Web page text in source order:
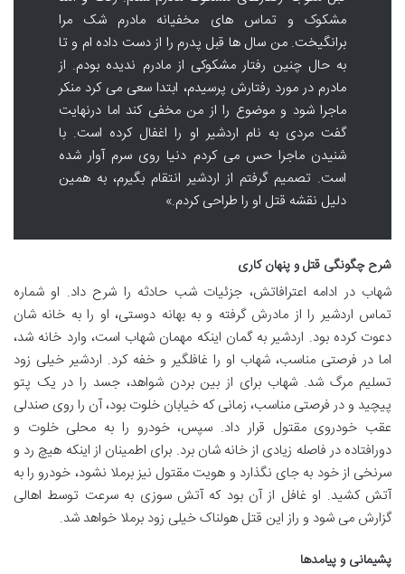
مشکوک و تماس های مخفیانه مادرم شک مرا
برانگیخت. من سال ها قبل پدرم را از دست داده ام و تا
به حال چنین رفتار مشکوکی از مادرم ندیده بودم. از
مادرم در مورد رفتارش پرسیدم، ابتدا سعی می کرد منکر
ماجرا شود و موضوع را از من مخفی کند اما درنهایت
گفت مردی به نام اردشیر او را اغفال کرده است. با
شنیدن ماجرا حس می کردم دنیا روی سرم آوار شده
است. تصمیم گرفتم از اردشیر انتقام بگیرم، به همین
دلیل نقشه قتل او را طراحی کردم.»
شرح چگونگی قتل و پنهان کاری
شهاب در ادامه اعترافاتش، جزئیات شب حادثه را شرح داد. او شماره
تماس اردشیر را از مادرش گرفته و به بهانه دوستی، او را به خانه شان
دعوت کرده بود. اردشیر به گمان اینکه مهمان شهاب است، وارد خانه شد،
اما در فرصتی مناسب، شهاب او را غافلگیر و خفه کرد. اردشیر خیلی زود
تسلیم مرگ شد. شهاب برای از بین بردن شواهد، جسد را در یک پتو
پیچید و در فرصتی مناسب، زمانی که خیابان خلوت بود، آن را روی صندلی
عقب خودروی مقتول قرار داد. سپس، خودرو را به محلی خلوت و
دورافتاده در فاصله زیادی از خانه شان برد. برای اطمینان از اینکه هیچ رد و
سرنخی از خود به جای نگذارد و هویت مقتول نیز برملا نشود، خودرو را به
آتش کشید. او غافل از آن بود که آتش سوزی به سرعت توسط اهالی
گزارش می شود و راز این قتل هولناک خیلی زود برملا خواهد شد.
پشیمانی و پیامدها